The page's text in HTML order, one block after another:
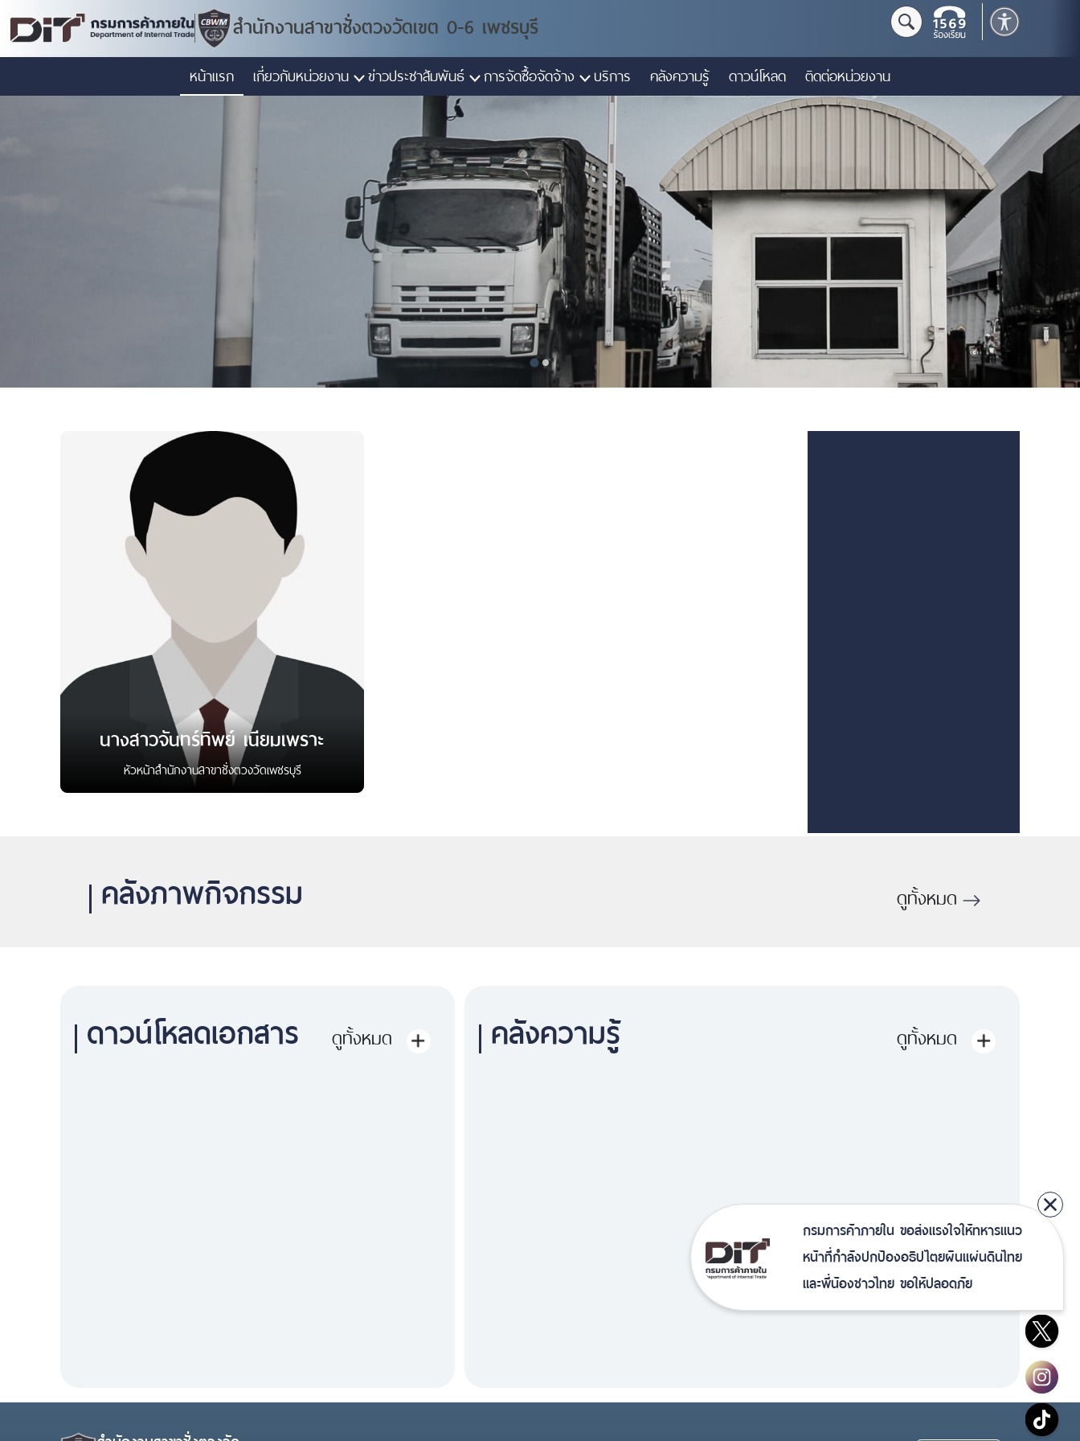
สำนักงานสาขาชั่งตวงวัดเขต 0-6 เพชรบุรี
หน้าแรก เกี่ยวกับหน่วยงาน ข่าวประชาสัมพันธ์ การจัดซื้อจัดจ้าง บริการ คลังความรู้ ดาวน์โหลด ติดต่อหน่วยงาน
นางสาวจันทร์ทิพย์ เนียมเพราะ
หัวหน้าสำนักงานสาขาชั่งตวงวัดเพชรบุรี
คลังภาพกิจกรรม ดูทั้งหมด
ดาวน์โหลดเอกสาร ดูทั้งหมด คลังความรู้ ดูทั้งหมด
กรมการค้าภายใน ขอส่งแรงใจให้ทหารแนว
หน้าที่กำลังปกป้องอธิปไตยผืนแผ่นดินไทย
และพี่น้องชาวไทย ขอให้ปลอดภัย